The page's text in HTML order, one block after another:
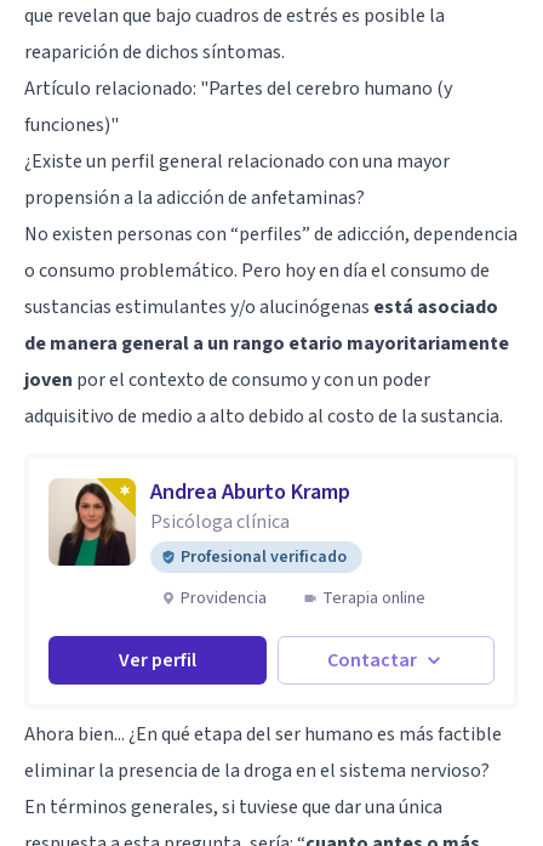
que revelan que bajo cuadros de estrés es posible la
reaparición de dichos síntomas.
Artículo relacionado: "Partes del cerebro humano (y
funciones)"
¿Existe un perfil general relacionado con una mayor
propensión a la adicción de anfetaminas?
No existen personas con “perfiles” de adicción, dependencia
o consumo problemático. Pero hoy en día el consumo de
sustancias estimulantes y/o alucinógenas está asociado
de manera general a un rango etario mayoritariamente
joven por el contexto de consumo y con un poder
adquisitivo de medio a alto debido al costo de la sustancia.
Andrea Aburto Kramp
Psicóloga clínica
Profesional verificado
Providencia
Terapia online
Ver perfil Contactar
Ahora bien... ¿En qué etapa del ser humano es más factible
eliminar la presencia de la droga en el sistema nervioso?
En términos generales, si tuviese que dar una única